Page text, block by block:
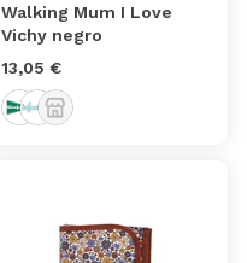
Walking Mum I Love
Vichy negro
13,05 €